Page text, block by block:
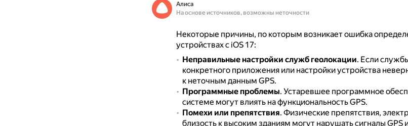
Алиса
На основе источников, возможны неточности
Некоторые причины, по которым возникает ошибка
устройствах с iOS 17:
Неправильные настройки служб геолокации. Если
конкретного приложения или настройки устройства
к неточным данным GPS.
Программные проблемы. Устаревшее программное
системе могут влиять на функциональность GPS.
Помехи или препятствия. Физические препятствия,
близость к высоким зданиям могут нарушать сигналы GPS